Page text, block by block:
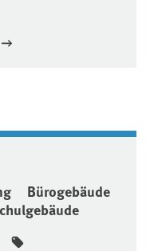
Bürogebäude